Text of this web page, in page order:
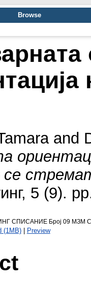
Browse
and
се
5 (9).
СПИСАНИЕ Број 09 МЗМ
(1MB)| Preview